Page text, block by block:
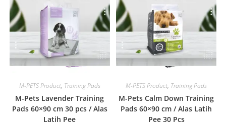
Quick View
M-PETS Product, Training Pads
M-Pets Lavender Training
Pads 60×90 cm 30 pcs / Alas
Latih Pee
Quick View
M-PETS Product, Training Pads
M-Pets Calm Down Training
Pads 60×90 cm / Alas Latih
Pee 30 Pcs